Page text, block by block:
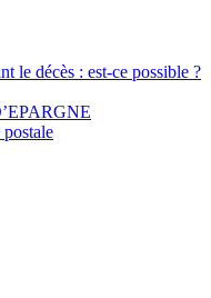
le décès : est-ce possible ?